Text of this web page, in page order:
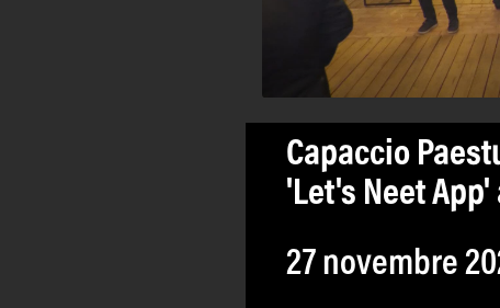
Capaccio
'Let's Neet App'
27 novembre